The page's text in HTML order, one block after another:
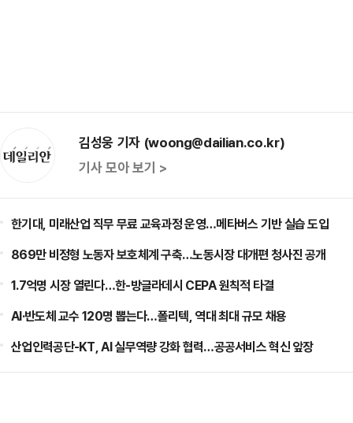
김성웅 기자 (woong@dailian.co.kr)
기사 모아 보기 >
한기대, 미래산업 직무 무료 교육과정 운영…메타버스 기반 실습 도입
869만 비정형 노동자 보호체계 구축…노동시장 대개편 청사진 공개
1.7억명 시장 열린다…한-방글라데시 CEPA 원칙적 타결
AI·반도체 교수 120명 뽑는다…폴리텍, 역대 최대 규모 채용
산업인력공단-KT, AI 실무역량 강화 협력…공공서비스 혁신 앞장